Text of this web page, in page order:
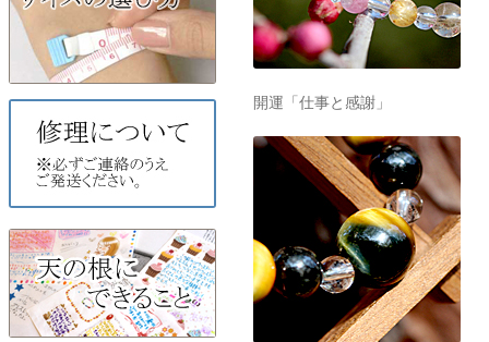
開運「仕事と感謝」